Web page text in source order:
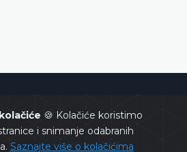
🍪 Kolačiće koristimo
i snimanje odabranih
Saznajte više o kolačićima